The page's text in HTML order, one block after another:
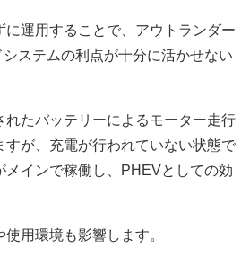
に運用することで、アウトランダー
ステムの利点が十分に活かせない
れたバッテリーによるモーター走行
すが、充電が行われていない状態で
メインで稼働し、PHEVとしての効
用環境も影響します。